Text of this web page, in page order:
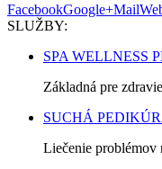
FacebookGoogle+Mail
SLUŽBY:
SPA WELLNESS
Základná pre
SUCHÁ
Liečenie problémov